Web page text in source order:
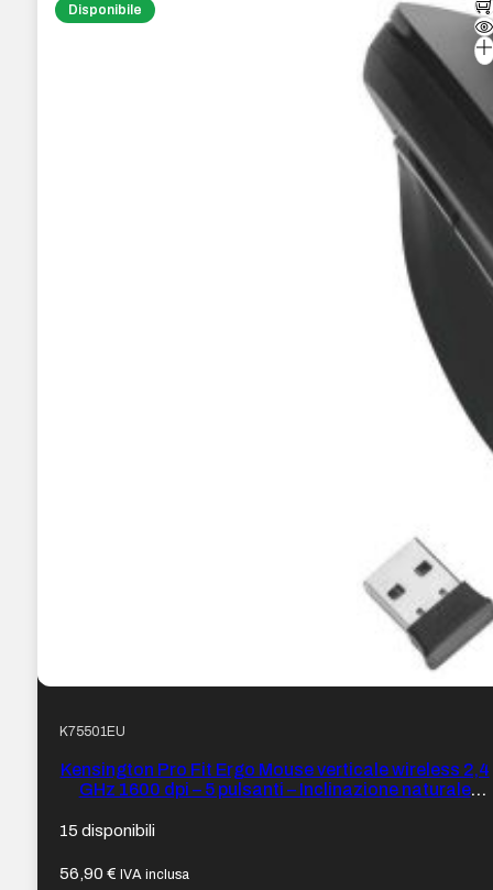
Disponibile
K75501EU
Kensington Pro Fit Ergo Mouse verticale wireless 2,4
GHz 1600 dpi – 5 pulsanti – Inclinazione naturale
15 disponibili
56,90€ IVA inclusa